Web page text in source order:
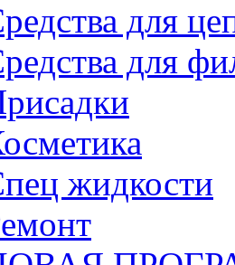
для
для
жидкости